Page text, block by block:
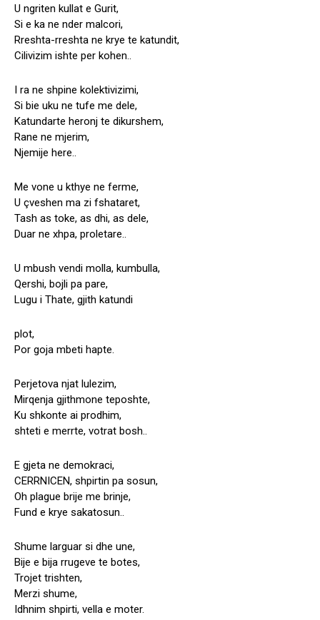
U ngriten kullat e Gurit,
Si e ka ne nder malcori,
Rreshta-rreshta ne krye te katundit,
Cilivizim ishte per kohen..
I ra ne shpine kolektivizimi,
Si bie uku ne tufe me dele,
Katundarte heronj te dikurshem,
Rane ne mjerim,
Njemije here..
Me vone u kthye ne ferme,
U çveshen ma zi fshataret,
Tash as toke, as dhi, as dele,
Duar ne xhpa, proletare..
U mbush vendi molla, kumbulla,
Qershi, bojli pa pare,
Lugu i Thate, gjith katundi
plot,
Por goja mbeti hapte.
Perjetova njat lulezim,
Mirqenja gjithmone teposhte,
Ku shkonte ai prodhim,
shteti e merrte, votrat bosh..
E gjeta ne demokraci,
CERRNICEN, shpirtin pa sosun,
Oh plague brije me brinje,
Fund e krye sakatosun..
Shume larguar si dhe une,
Bije e bija rrugeve te botes,
Trojet trishten,
Merzi shume,
Idhnim shpirti, vella e moter.